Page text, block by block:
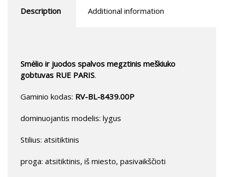
Description Additional information
Smėlio ir juodos spalvos megztinis meškiuko
gobtuvas RUE PARIS.
Gaminio kodas: RV-BL-8439.00P
dominuojantis modelis: lygus
Stilius: atsitiktinis
proga: atsitiktinis, iš miesto, pasivaikščioti